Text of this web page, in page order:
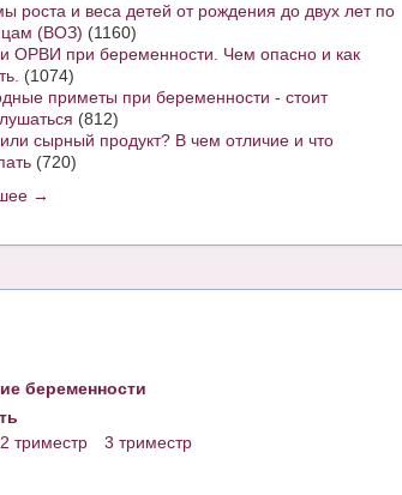
роста и веса детей от рождения до двух лет по
(ВОЗ) (1160)
ОРВИ при беременности. Чем опасно и как
(1074)
приметы при беременности - стоит
(812)
сырный продукт? В чем отличие и что
(720)
→
беременности
2 триместр
3 триместр